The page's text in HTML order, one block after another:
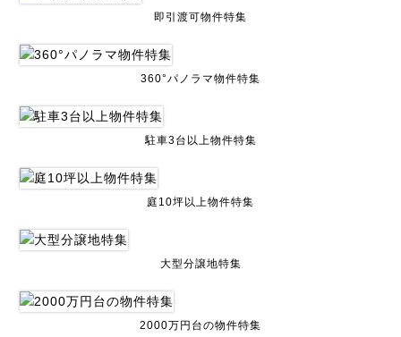
即引渡可物件特集
360°パノラマ物件特集
駐車3台以上物件特集
庭10坪以上物件特集
大型分譲地特集
2000万円台の物件特集